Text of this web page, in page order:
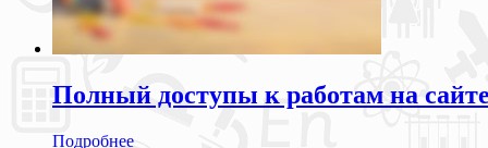
Полный доступы к работам на
Подробнее